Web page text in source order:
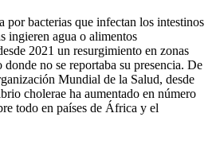
por bacterias que infectan los intestinos
ingieren agua o alimentos
2021 un resurgimiento en zonas
no se reportaba su presencia. De
Mundial de la Salud, desde
cholerae ha aumentado en número
todo en países de África y el